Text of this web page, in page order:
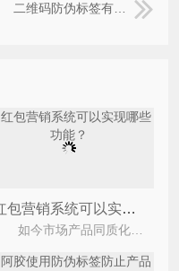
二维码防伪标签有什么优势？
红包营销系统可以实现哪些功能？